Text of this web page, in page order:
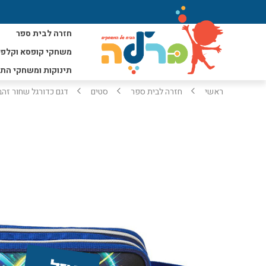
חזרה לבית ספר
משחקי קופסא
תינוקות ומשחקי
ראשי חזרה לבית ספר סטים דגם כדורגל שחור